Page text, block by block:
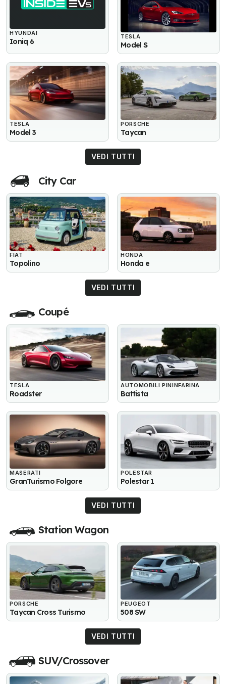
HYUNDAI
Ioniq 6
TESLA
Model S
TESLA
Model 3
PORSCHE
Taycan
VEDI TUTTI
City Car
FIAT
Topolino
HONDA
Honda e
VEDI TUTTI
Coupé
TESLA
Roadster
AUTOMOBILI PININFARINA
Battista
MASERATI
GranTurismo Folgore
POLESTAR
Polestar 1
VEDI TUTTI
Station Wagon
PORSCHE
Taycan Cross Turismo
PEUGEOT
508 SW
VEDI TUTTI
SUV/Crossover